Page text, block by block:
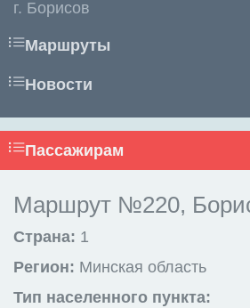
г. Борисов
Маршруты
Новости
Пассажирам
Маршрут №220,
Страна: 1
Регион: Минская область
Тип населенного пункта: